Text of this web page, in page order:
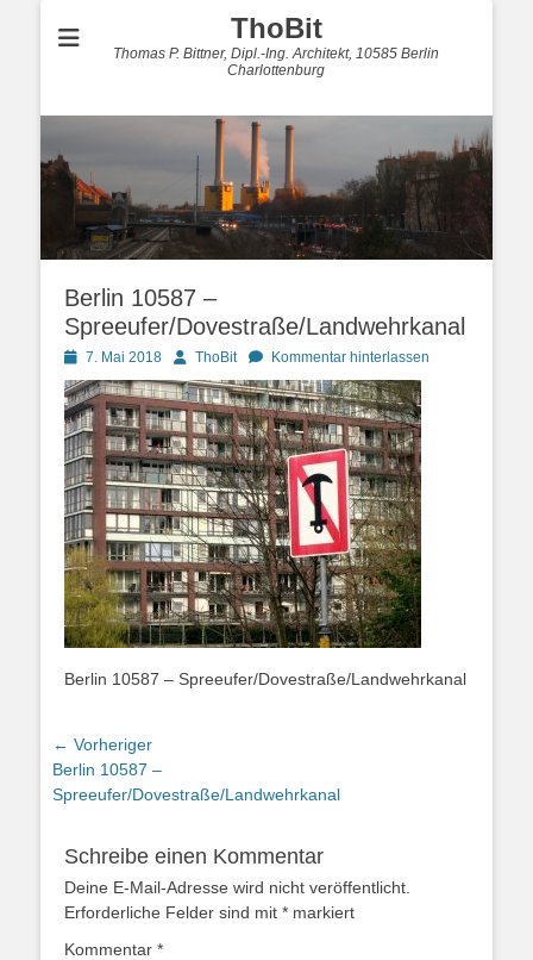
ThoBit
Thomas P. Bittner, Dipl.-Ing. Architekt, 10585 Berlin
Charlottenburg
Berlin 10587 –
Spreeufer/Dovestraße/Landwehrkanal
Posted
on
7. Mai 2018 AutorThoBit Kommentar hinterlassen
Berlin 10587 – Spreeufer/Dovestraße/Landwehrkanal
Beitragsnavigation
← Vorheriger
Vorheriger
Beitrag:
Berlin 10587 –
Spreeufer/Dovestraße/Landwehrkanal
Schreibe einen Kommentar
Deine E-Mail-Adresse wird nicht veröffentlicht.
Erforderliche Felder sind mit * markiert
Kommentar *